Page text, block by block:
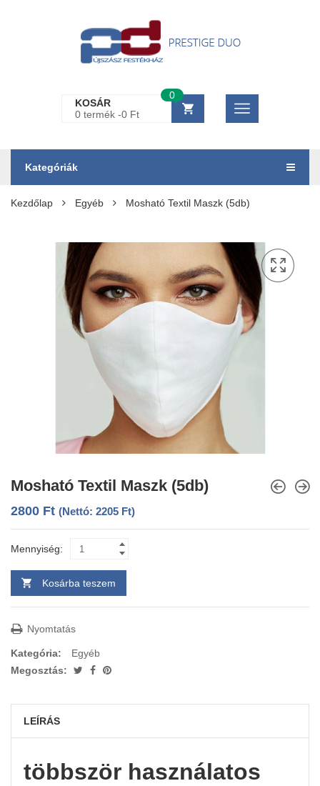
KOSÁR
0 termék -0 Ft
0
Kategóriák
Kezdőlap Egyéb Mosható Textil Maszk (5db)
Mosható Textil Maszk (5db)
2800 Ft (Nettó: 2205 Ft)
Mennyiség:
Kosárba teszem
Nyomtatás
Kategória:
Egyéb
Megosztás:
LEÍRÁS
többször használatos